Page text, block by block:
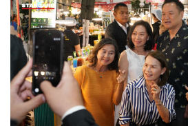
ส่วนจะมั่นใจหรือไม่ว่าคณะเจรจาชุด
สันติสุขในพื้นที่ได้ นายกรัฐมนตรี กล่า
นโยบายมาจากรัฐบาล และจะถูกนำ
วันนอร์ขอบคุณนายกฯ-ตร. จับ 5
จ้าง